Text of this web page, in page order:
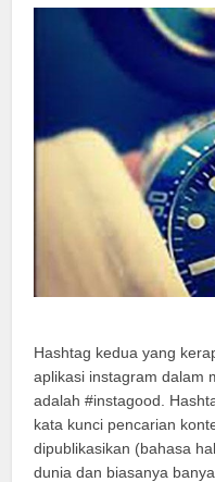
Hashtag kedua yang
aplikasi instagram dalam
adalah #instagood.
kata kunci pencarian
dipublikasikan (bahasa
dunia dan biasanya